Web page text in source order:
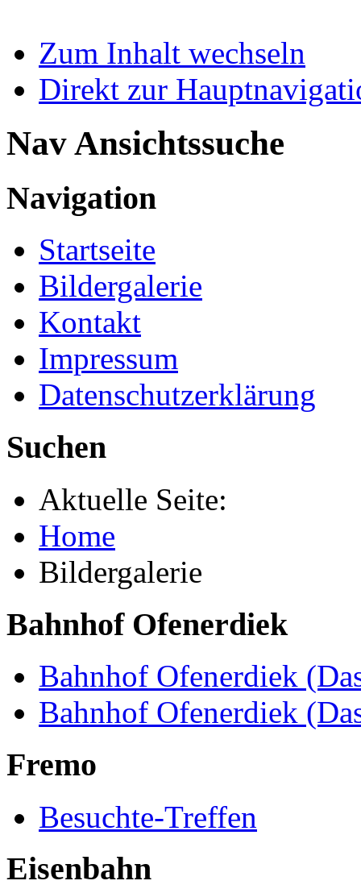
Zum Inhalt wechseln
Direkt zur
Nav Ansichtssuche
Navigation
Startseite
Bildergalerie
Kontakt
Impressum
Datenschutzerklärung
Suchen
Aktuelle Seite:
Home
Bildergalerie
Bahnhof Ofenerdiek
Bahnhof Ofenerdiek
Bahnhof Ofenerdiek
Fremo
Besuchte-Treffen
Eisenbahn